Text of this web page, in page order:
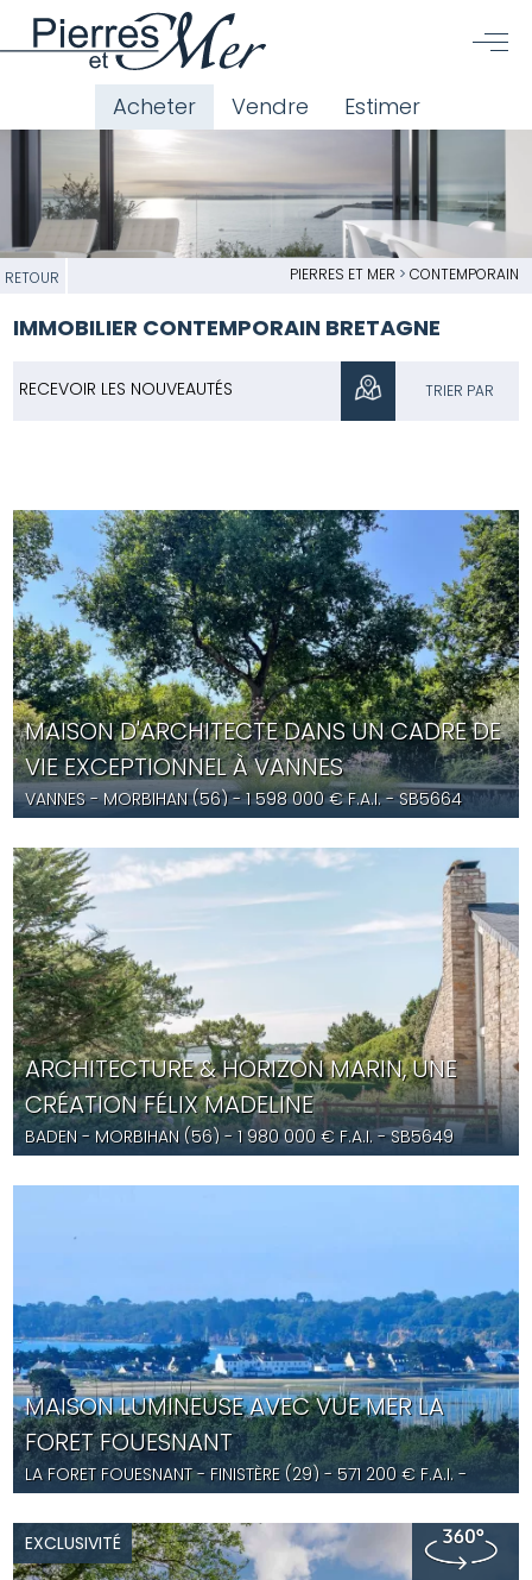
Acheter Vendre Estimer
RETOUR PIERRES ET MER > CONTEMPORAIN
IMMOBILIER CONTEMPORAIN BRETAGNE
TRIER PAR
RECEVOIR LES NOUVEAUTÉS
MAISON D'ARCHITECTE DANS UN CADRE DE
VIE EXCEPTIONNEL À VANNES
VANNES- MORBIHAN (56) -1 598 000€ F.A.I.- SB5664
ARCHITECTURE & HORIZON MARIN, UNE
CRÉATION FÉLIX MADELINE
BADEN - MORBIHAN (56) -1 980 000€ F.A.I.- SB5649
MAISON LUMINEUSE AVEC VUE MER LA
FORET FOUESNANT
LA FORET FOUESNANT- FINISTÈRE (29) - 571 200 € F.A.I. -
ST5652
EXCLUSIVITÉ